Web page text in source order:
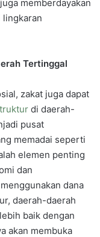
memberdayakan
lingkaran
Tertinggal
zakat juga dapat
di daerah-
pusat
memadai seperti
elemen penting
dan
dana
daerah-daerah
baik dengan
akan membuka